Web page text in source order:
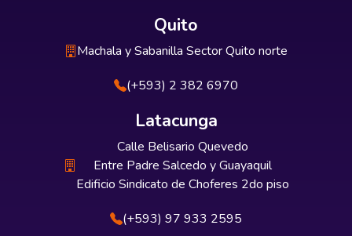
Quito
Machala y Sabanilla Sector Quito norte
(+593) 2 382 6970
Latacunga
Calle Belisario Quevedo
Entre Padre Salcedo y Guayaquil
Edificio Sindicato de Choferes 2do piso
(+593) 97 933 2595